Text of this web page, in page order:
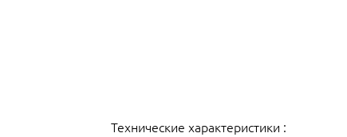
Технические характеристики :